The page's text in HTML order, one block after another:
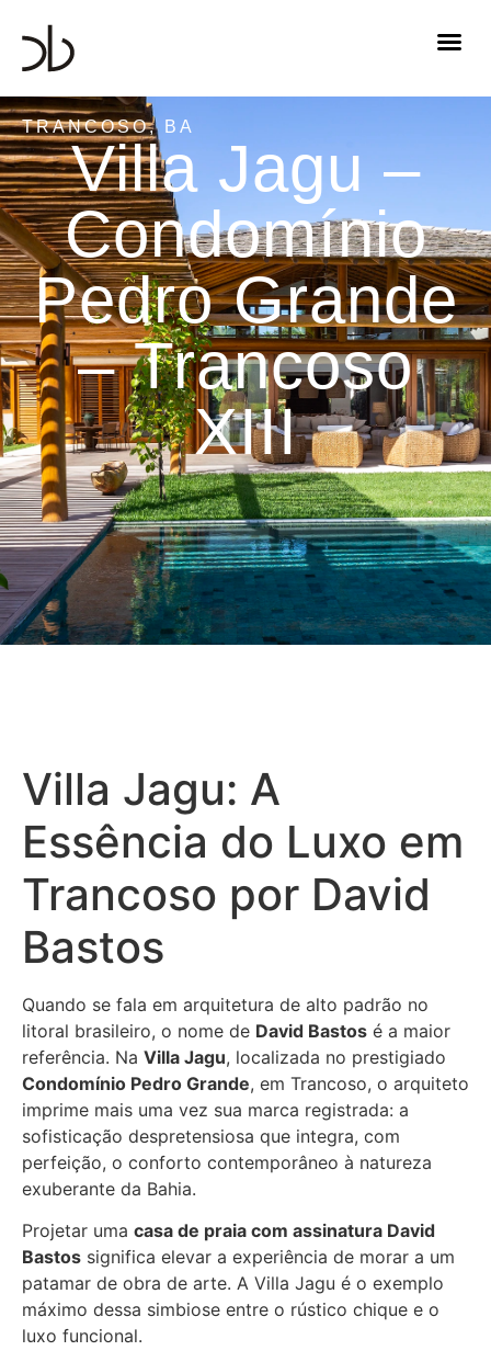
TRANCOSO, BA
Villa Jagu –
Condomínio
Pedro Grande
– Trancoso
XIII
Villa Jagu: A
Essência do Luxo em
Trancoso por David
Bastos
Quando se fala em arquitetura de alto padrão no
litoral brasileiro, o nome de David Bastos é a maior
referência. Na Villa Jagu, localizada no prestigiado
Condomínio Pedro Grande, em Trancoso, o arquiteto
imprime mais uma vez sua marca registrada: a
sofisticação despretensiosa que integra, com
perfeição, o conforto contemporâneo à natureza
exuberante da Bahia.
Projetar uma casa de praia com assinatura David
Bastos significa elevar a experiência de morar a um
patamar de obra de arte. A Villa Jagu é o exemplo
máximo dessa simbiose entre o rústico chique e o
luxo funcional.